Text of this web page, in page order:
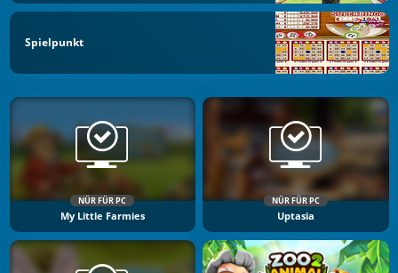
Spielpunkt
NÜR FÜR PC
My Little Farmies
NÜR FÜR PC
Uptasia